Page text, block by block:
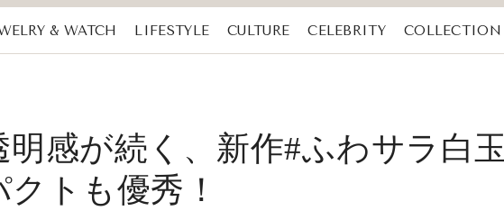
& WATCH LIFESTYLE CULTURE CELEBRITY
COLLECTION
明感が続く、新作#ふわサラ白
トも優秀！